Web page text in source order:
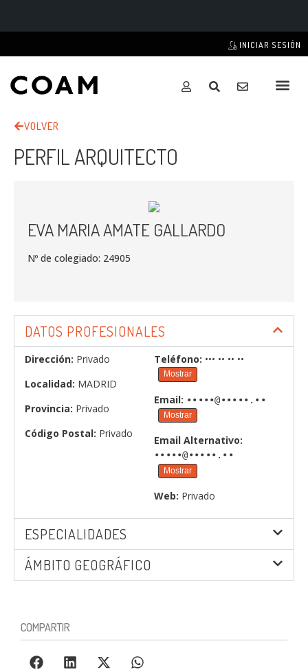
INICIAR SESIÓN
VOLVER
PERFIL ARQUITECTO
EVA MARIA AMATE GALLARDO
Nº de colegiado: 24905
DATOS PROFESIONALES
Dirección: Privado
Localidad: MADRID
Provincia: Privado
Código Postal: Privado
Teléfono: ••• •• •• ••
Mostrar
Email: •••••@•••••.••
Mostrar
Email Alternativo:
•••••@•••••.••
Mostrar
Web: Privado
ESPECIALIDADES
ÁMBITO GEOGRÁFICO
COMPARTIR